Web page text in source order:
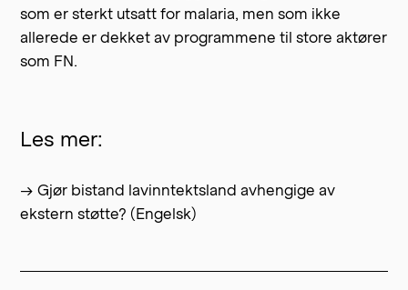
som er sterkt utsatt for malaria, men som ikke
allerede er dekket av programmene til store aktører
som FN.
Les mer:
→ Gjør bistand lavinntektsland avhengige av
ekstern støtte? (Engelsk)